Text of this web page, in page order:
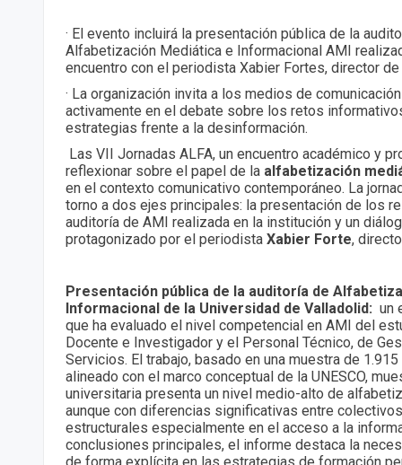
· El evento incluirá la presentación pública de la
Alfabetización Mediática e Informacional AMI
encuentro con el periodista Xabier Fortes, director de
· La organización invita a los medios de
activamente en el debate sobre los retos
estrategias frente a la desinformación.
Las VII Jornadas ALFA, un encuentro académico y
reflexionar sobre el papel de la alfabetización
en el contexto comunicativo contemporáneo. La
torno a dos ejes principales: la presentación de los
auditoría de AMI realizada en la institución y un
protagonizado por el periodista Xabier Forte,
Presentación pública de la auditoría de
Informacional de la Universidad de Valladolid: un
que ha evaluado el nivel competencial en AMI del
Docente e Investigador y el Personal Técnico, de
Servicios. El trabajo, basado en una muestra de
alineado con el marco conceptual de la UNESCO,
universitaria presenta un nivel medio-alto de
aunque con diferencias significativas entre
estructurales especialmente en el acceso a la
conclusiones principales, el informe destaca la